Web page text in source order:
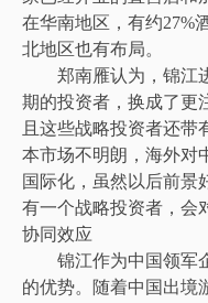
在华南地区，有约27%
北地区也有布局。
郑南雁认为，锦江进
期的投资者，换成了更
且这些战略投资者还带
本市场不明朗，海外对
国际化，虽然以后前景
有一个战略投资者，会
协同效应
锦江作为中国领军企
的优势。随着中国出境